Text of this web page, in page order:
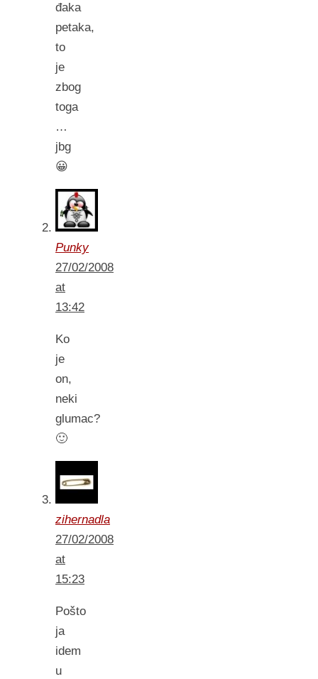
đaka
petaka,
to
je
zbog
toga
…
jbg
😀
Punky
27/02/2008
at
13:42
Ko
je
on,
neki
glumac?
🙂
zihernadla
27/02/2008
at
15:23
Pošto
ja
idem
u